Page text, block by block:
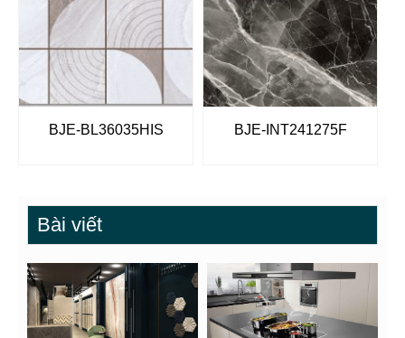
BJE-BL36035HIS BJE-INT241275F
Bài viết